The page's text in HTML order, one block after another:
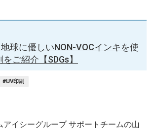
地球に優しいNON-VOCインキを使
ご紹介【SDGs】
#UV印刷
アイシーグループ サポートチームの山